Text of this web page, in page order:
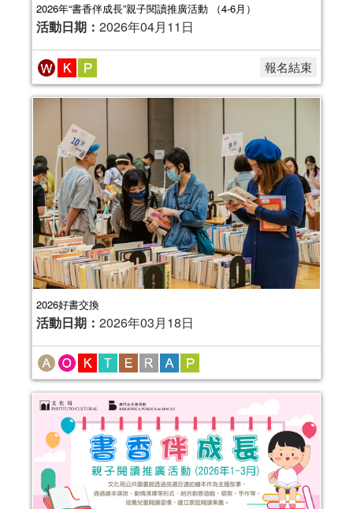
2026年“書香伴成長”親子閱讀推廣活動 （4-6月）
活動日期： 2026年04月11日
報名結束
2026好書交換
活動日期： 2026年03月18日